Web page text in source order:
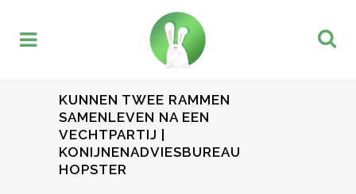
KUNNEN TWEE RAMMEN
SAMENLEVEN NA EEN
VECHTPARTIJ |
KONIJNENADVIESBUREAU
HOPSTER